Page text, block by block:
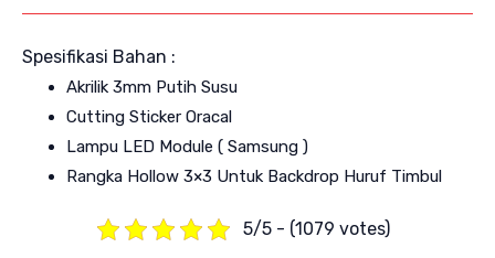
Spesifikasi Bahan :
Akrilik 3mm Putih Susu
Cutting Sticker Oracal
Lampu LED Module ( Samsung )
Rangka Hollow 3×3 Untuk Backdrop Huruf Timbul
5/5 - (1079 votes)